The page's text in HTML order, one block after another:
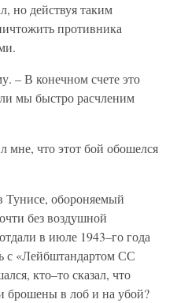
но действуя таким
противника
– В конечном счете это
мы быстро расчленим
что этот бой обошелся
Тунисе, обороняемый
без воздушной
в июле 1943–го года
с «Лейбштандартом СС
кто–то сказал, что
брошены в лоб и на убой?